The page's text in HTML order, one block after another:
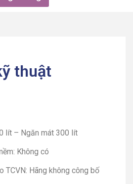
thuật
lít – Ngăn mát 300 lít
Không có
TCVN: Hãng không công bố